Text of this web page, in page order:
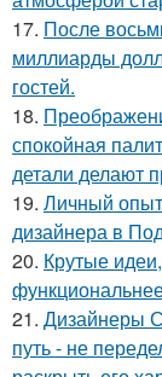
17. После
миллиарды
гостей.
18.
спокойная
детали делают
19. Личный
дизайнера в
20. Крутые
21. Дизайнеры
путь - не